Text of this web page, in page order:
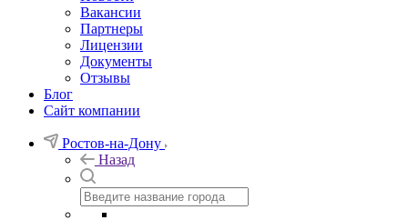
Вакансии
Партнеры
Лицензии
Документы
Отзывы
Блог
Сайт компании
Ростов-на-Дону
Назад